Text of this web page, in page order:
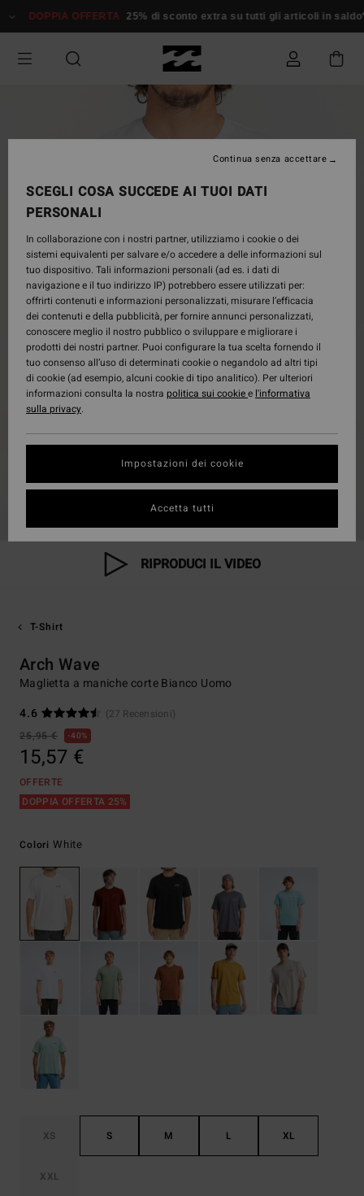
alle
prodotto
DOPPIA OFFERTA 25% di sconto extra su tutti gli articoli in
RIPRODUCI IL VIDEO
T-Shirt
Arch Wave
Maglietta a maniche corte Bianco Uomo
4.6
(27 Recensioni)
25,95 €
40%
15,57 €
OFFERTE
DOPPIA OFFERTA 25%
Colori White
XS S M L XL
XXL
SCEGLI COSA SUCCEDE AI TUOI DATI
PERSONALI
In collaborazione con i nostri partner, utilizziamo i cookie o dei
sistemi equivalenti per salvare e/o accedere a delle informazioni sul
tuo dispositivo. Tali informazioni personali (ad es. i dati di
navigazione e il tuo indirizzo IP) potrebbero essere utilizzati per:
offrirti contenuti e informazioni personalizzati, misurare l’efficacia
dei contenuti e della pubblicità, per fornire annunci personalizzati,
conoscere meglio il nostro pubblico o sviluppare e migliorare i
prodotti dei nostri partner. Puoi configurare la tua scelta fornendo il
tuo consenso all’uso di determinati cookie o negandolo ad altri tipi
di cookie (ad esempio, alcuni cookie di tipo analitico). Per ulteriori
informazioni consulta la nostra politica sui cookiee l'informativa
sulla privacy.
Impostazioni dei cookie
Continua senza accettare
Accetta tutti